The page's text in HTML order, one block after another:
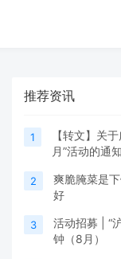
推荐资讯
1
【转文】关
月”活动的通知
2
爽脆腌菜是
好
3
活动招募 | “
钟（8月）